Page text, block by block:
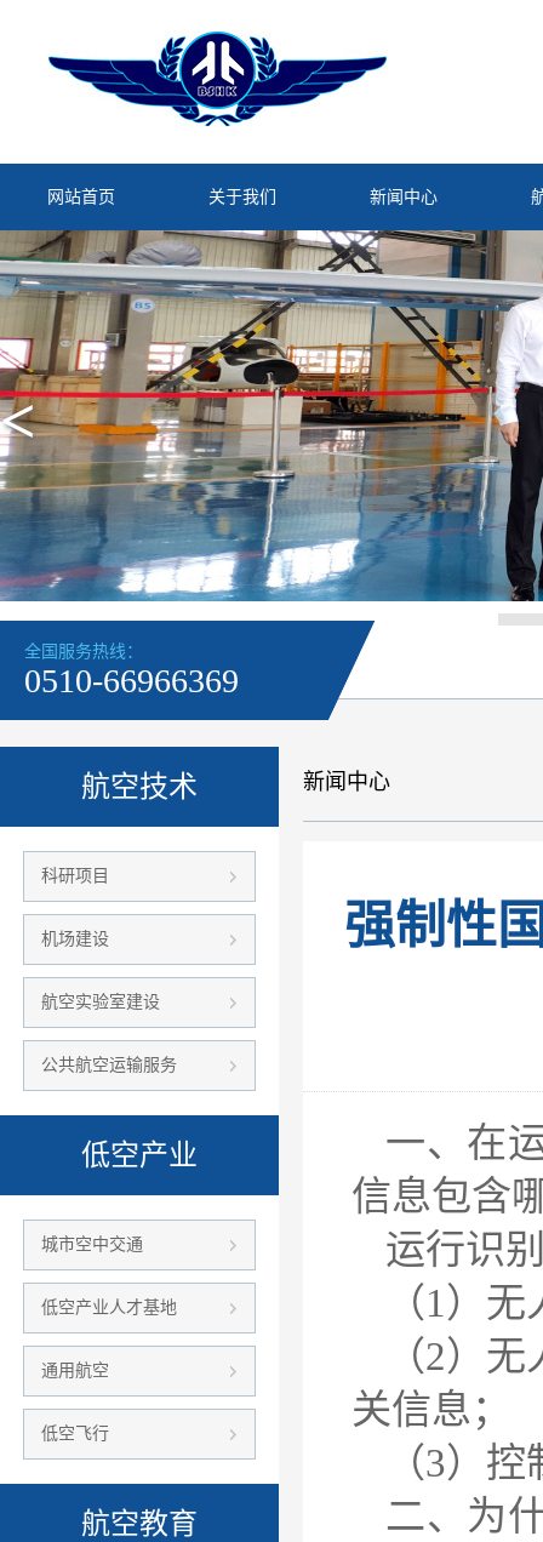
网站首页 关于我们 新闻中心
<
全国服务热线：
0510-66966369
航空技术
科研项目
机场建设
航空实验室建设
公共航空运输服务
低空产业
城市空中交通
低空产业人才基地
通用航空
低空飞行
航空教育
新闻中心
强制性
一、在
信息包含
运行识
（1）
（2）
关信息；
（3）
二、为